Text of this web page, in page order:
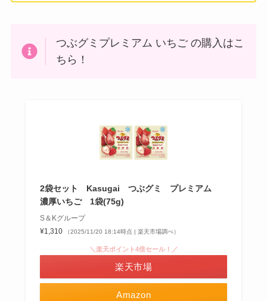
つぶグミプレミアム いちご の購入はこ
ちら！
2袋セット Kasugai つぶグミ プレミアム
濃厚いちご 1袋(75g)
S＆Kグループ
¥1,310
（2025/11/20 18:14時点 | 楽天市場調べ）
Amazon
＼楽天ポイント4倍セール！／
楽天市場